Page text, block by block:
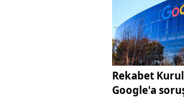
Rekabet
Google'a